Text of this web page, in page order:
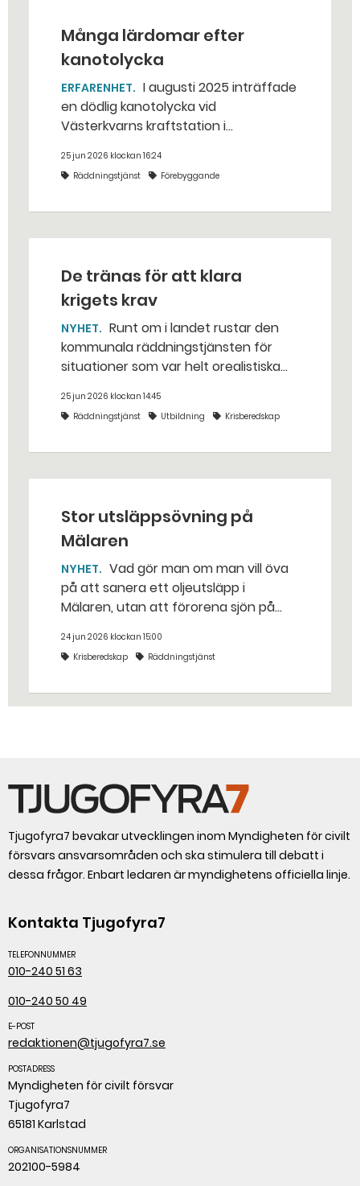
Många lärdomar efter
kanotolycka
ERFARENHET
en dödlig kanotolycka vid
Västerkvarns kraftstation i
25 jun 2026 klockan 16:24
Räddningstjänst
Förebyggande
De tränas för att klara
krigets krav
NYHET
kommunala räddningstjänsten för
situationer som var helt orealistiska
bakhåll, utspridda granater och hot
från livsfarliga drönare i det
25 jun 2026 klockan 14:45
Räddningstjänst
Utbildning Krisberedskap
Stor utsläppsövning på
Mälaren
NYHET
på att sanera ett oljeutsläpp i
Mälaren, utan att förorena sjön på
stället. Det gjorde räddningstjänsten i
Eskilstuna – tio kubikmeter närmare
24 jun 2026 klockan 15:00
Krisberedskap
Räddningstjänst
Tjugofyra7 bevakar utvecklingen inom Myndigheten för civilt
försvars ansvarsområden och ska stimulera till debatt i
dessa frågor. Enbart ledaren är myndighetens officiella linje.
Kontakta Tjugofyra7
TELEFONNUMMER
010-240 51 63
010-240 50 49
E-POST
redaktionen@tjugofyra7.se
POSTADRESS
Myndigheten för civilt försvar
Tjugofyra7
65181 Karlstad
ORGANISATIONSNUMMER
202100-5984